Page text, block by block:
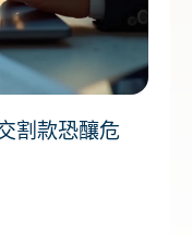
割款恐釀危